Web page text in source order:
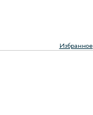
Избранное